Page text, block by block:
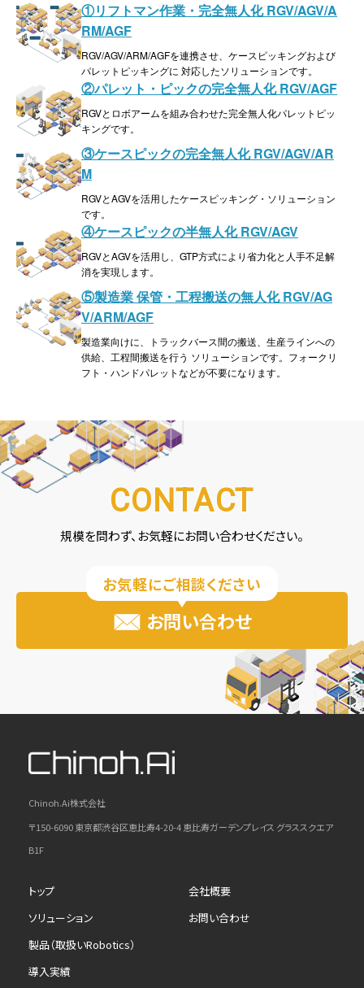
①リフトマン作業・完全無人化 RGV/AGV/A
RM/AGF
RGV/AGV/ARM/AGFを連携させ、ケースピッキングおよび
パレットピッキングに 対応したソリューションです。
②パレット・ピックの完全無人化 RGV/AGF
RGVとロボアームを組み合わせた完全無人化パレットピッ
キングです。
③ケースピックの完全無人化 RGV/AGV/AR
M
RGVとAGVを活用したケースピッキング・ソリューション
です。
④ケースピックの半無人化 RGV/AGV
RGVとAGVを活用し、GTP方式により省力化と人手不足解
消を実現します。
⑤製造業 保管・工程搬送の無人化 RGV/AG
V/ARM/AGF
製造業向けに、トラックバース間の搬送、生産ラインへの
供給、工程間搬送を行う ソリューションです。フォークリ
フト・ハンドパレットなどが不要になります。
規模を問わず、お気軽にお問い合わせください。
お気軽にご相談ください
お問い合わせ
Chinoh.Ai株式会社
〒150-6090 東京都渋谷区恵比寿4-20-4 恵比寿ガーデンプレイス グラススクエア
B1F
トップ
ソリューション
製品（取扱いRobotics）
導入実績
会社概要
お問い合わせ